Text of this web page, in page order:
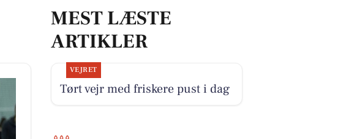
MEST LÆSTE
ARTIKLER
VEJRET
Tørt vejr med friskere pust i dag